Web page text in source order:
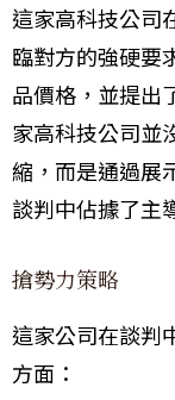
這家高科技公司
臨對方的強硬要
品價格，並提出
家高科技公司並
縮，而是通過展
談判中佔據了主
搶勢力策略
這家公司在談判
方面：